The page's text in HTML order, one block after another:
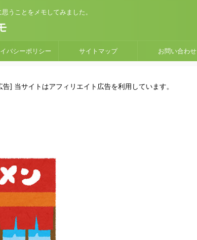
うことをメモしてみました。
バシーポリシー サイトマップ お問い合わせ
告] 当サイトはアフィリエイト広告を利用しています。